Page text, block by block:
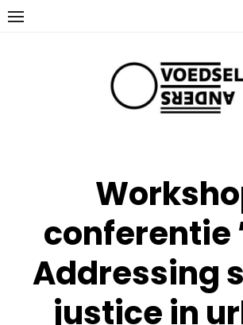
Ga
naar
conferentie
Addressing
justice in